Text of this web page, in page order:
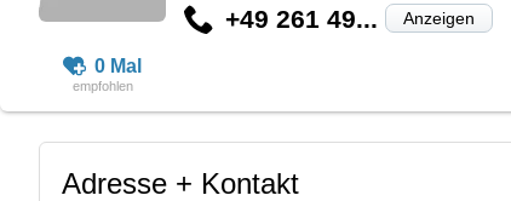
0 Mal
+49 261 49... Anzeigen
Adresse + Kontakt